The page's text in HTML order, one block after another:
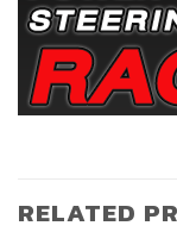
RELATED